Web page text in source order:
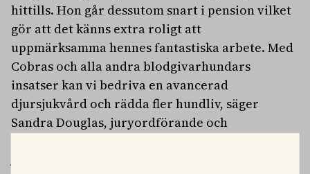
hittills. Hon går dessutom snart i pension vilket
gör att det känns extra roligt att
uppmärksamma hennes fantastiska arbete. Med
Cobras och alla andra blodgivarhundars
insatser kan vi bedriva en avancerad
djursjukvård och rädda fler hundliv, säger
Sandra Douglas, juryordförande och